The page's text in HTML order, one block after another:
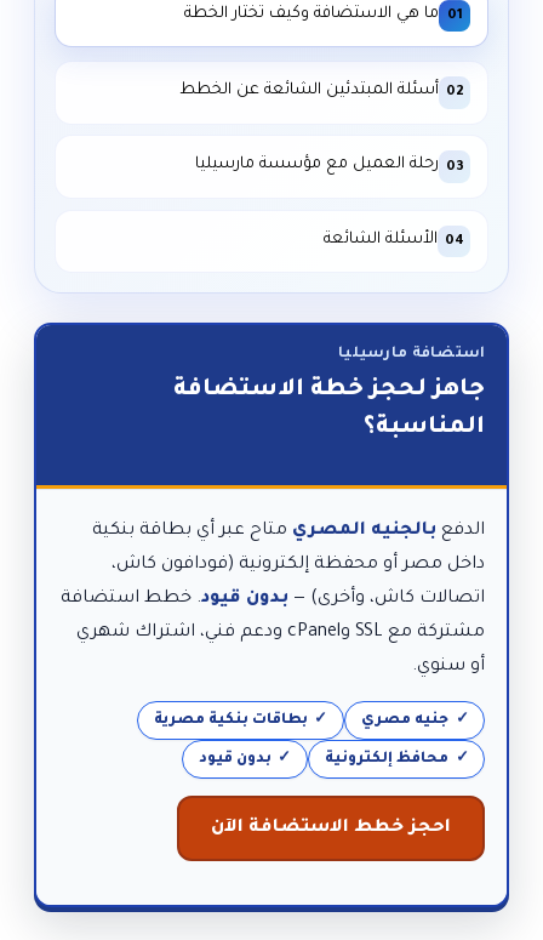
01 ما هي الاستضافة وكيف تختار الخطة
02 أسئلة المبتدئين الشائعة عن الخطط
03 رحلة العميل مع مؤسسة مارسيليا
04 الأسئلة الشائعة
استضافة مارسيليا
جاهز لحجز خطة الاستضافة
المناسبة؟
الدفع بالجنيه المصري متاح عبر أي بطاقة بنكية
داخل مصر أو محفظة إلكترونية (فودافون كاش،
اتصالات كاش، وأخرى) — بدون قيود. خطط استضافة
مشتركة مع SSL وcPanel ودعم فني، اشتراك شهري
أو سنوي.
جنيه مصري بطاقات بنكية مصرية
محافظ إلكترونية بدون قيود
احجز خطط الاستضافة الآن